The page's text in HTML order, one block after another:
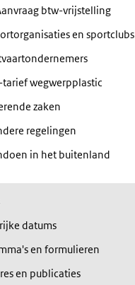
btw-vrijstelling
en sportclubs
tarief wegwerpplastic
zaken
regelingen
in het buitenland
datums
en formulieren
en publicaties